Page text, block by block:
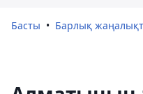
Басты Барлық